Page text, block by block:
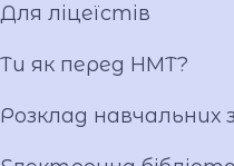
Фотогалерея
Відеогалерея
Вакансії
Публічна інформація
Для ліцеїстів
Ти як перед НМТ?
Розклад навчальних